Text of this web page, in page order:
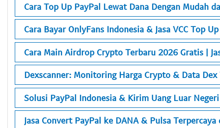
Cara Top Up PayPal Lewat Dana Dengan Mudah
Cara Bayar OnlyFans Indonesia & Jasa VCC Top
Cara Main Airdrop Crypto Terbaru 2026 Gratis |
Dexscanner: Monitoring Harga Crypto & Data
Solusi PayPal Indonesia & Kirim Uang Luar
Jasa Convert PayPal ke DANA & Pulsa Terpercaya